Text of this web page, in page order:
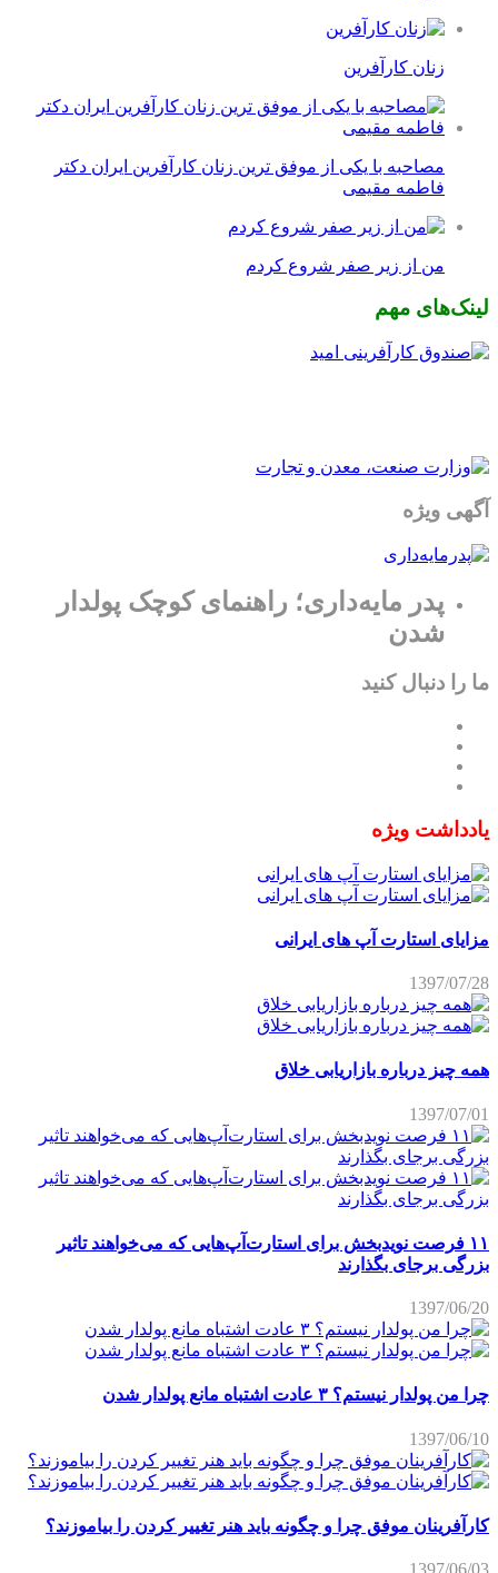
زنان کارآفرین
مصاحبه با یکی از موفق ترین زنان کارآفرین ایران دکتر
فاطمه مقیمی
من از زیر صفر شروع کردم
لینک‌های مهم
آگهی ویژه
پدر مایه‌داری؛ راهنمای کوچک پولدار
شدن
ما را دنبال کنید
یادداشت ویژه
مزایای استارت آپ های ایرانی
1397/07/28
همه چیز درباره بازاریابی خلاق
1397/07/01
۱۱ فرصت نویدبخش برای استارت‌آپ‌هایی که می‌خواهند تاثیر
بزرگی برجای بگذارند
1397/06/20
چرا من پولدار نیستم؟ ۳ عادت اشتباه مانع پولدار شدن
1397/06/10
کارآفرینان موفق چرا و چگونه باید هنر تغییر کردن را بیاموزند؟